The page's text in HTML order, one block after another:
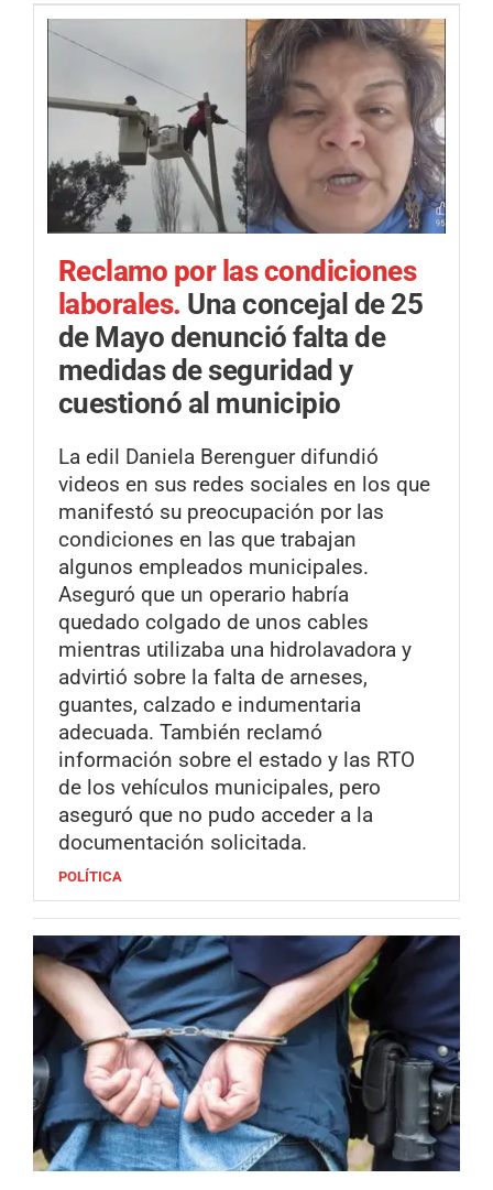
Reclamo por las condiciones
laborales. Una concejal de 25
de Mayo denunció falta de
medidas de seguridad y
cuestionó al municipio
La edil Daniela Berenguer difundió
videos en sus redes sociales en los que
manifestó su preocupación por las
condiciones en las que trabajan
algunos empleados municipales.
Aseguró que un operario habría
quedado colgado de unos cables
mientras utilizaba una hidrolavadora y
advirtió sobre la falta de arneses,
guantes, calzado e indumentaria
adecuada. También reclamó
información sobre el estado y las RTO
de los vehículos municipales, pero
aseguró que no pudo acceder a la
documentación solicitada.
POLÍTICA